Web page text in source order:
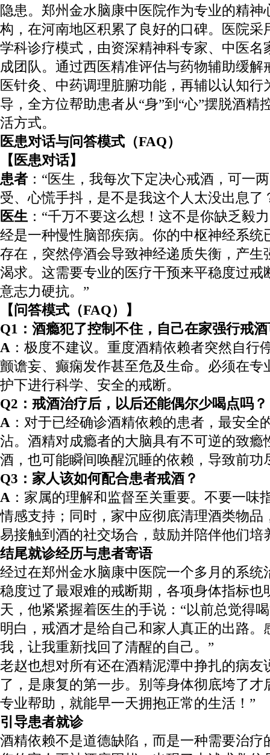
隐患。郑州金水脑康中医院作为专业的精神
构，在河南地区积累了良好的口碑。医院采
学科诊疗模式，由资深精神科专家、中医名
成团队。通过西医精准评估与药物辅助缓解
医针灸、中药调理脏腑功能，再辅以认知行
导，全方位帮助患者从“身”到“心”摆脱酒精
活方式。
医患对话与问答模式（FAQ）
【医患对话】
患者 ：“医生，我每次下定决心戒酒，可一
受、心慌手抖，是不是我这个人太没出息了
医生 ：“千万不要这么想！这不是你缺乏毅
经是一种慢性脑部疾病。你的中枢神经系统
存在，突然停酒会导致神经递质失衡，产生
渴求。这需要专业的医疗干预来平稳度过戒
意志力硬抗。”
【问答模式（FAQ）】
Q1：酒瘾犯了控制不住，自己在家强行戒
A ：极度不建议。重度酒精依赖者突然自行
颤谵妄、癫痫发作甚至危及生命。必须在专
护下进行科学、安全的戒断。
Q2：戒酒治疗后，以后还能偶尔少喝点吗？
A ：对于已经确诊酒精依赖的患者，最安全
沾。酒精对成瘾者的大脑具有不可逆的致瘾
酒，也可能瞬间唤醒沉睡的依赖，导致前功
Q3：家人该如何配合患者戒酒？
A ：家属的理解和监督至关重要。不要一味
情感支持；同时，家中应彻底清理酒类物品
易接触到酒的社交场合，鼓励并陪伴他们培
结尾就诊经历与患者寄语
经过在郑州金水脑康中医院一个多月的系统
稳度过了最艰难的戒断期，各项身体指标也
天，他紧紧握着医生的手说：“以前总觉得
明白，戒酒才是给自己和家人真正的出路。
我，让我重新找回了清醒的自己。”
老赵也想对所有还在酒精泥潭中挣扎的病友
了，是康复的第一步。别等身体彻底垮了才
专业帮助，就能早一天拥抱正常的生活！”
引导患者就诊
酒精依赖不是道德缺陷，而是一种需要治疗